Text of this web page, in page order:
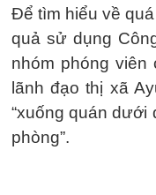
Để tìm hiểu về
quả sử dụng
nhóm phóng viên
lãnh đạo thị xã
“xuống quán dưới
phòng”.